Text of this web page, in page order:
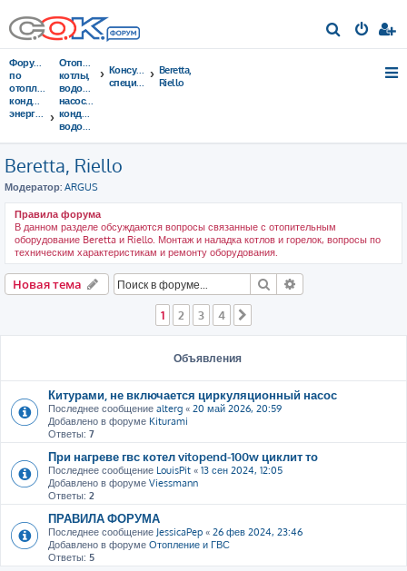
о
Форумы
по
отоплению,
кондиционированию,
энергосбережению
Отопительные
котлы,
водонагреватели,
насосы,
кондиционеры,
водоочистка...
Консультации
специалистов
Beretta,
Riello
Beretta, Riello
Модератор: ARGUS
Правила форума
В данном разделе обсуждаются вопросы связанные с отопительным
оборудование Beretta и Riello. Монтаж и наладка котлов и горелок, вопросы по
техническим характеристикам и ремонту оборудования.
Новая тема Поиск
1 2 3 4
Объявления
Китурами, не включается циркуляционный насос
Последнее сообщение alterg « 20 май 2026, 20:59
Добавлено в форуме Kiturami
Ответы: 7
При нагреве гвс котел vitopend-100w циклит то
Последнее сообщение LouisPit « 13 сен 2024, 12:05
Добавлено в форуме Viessmann
Ответы: 2
ПРАВИЛА ФОРУМА
Последнее сообщение JessicaPep « 26 фев 2024, 23:46
Добавлено в форуме Отопление и ГВС
Ответы: 5